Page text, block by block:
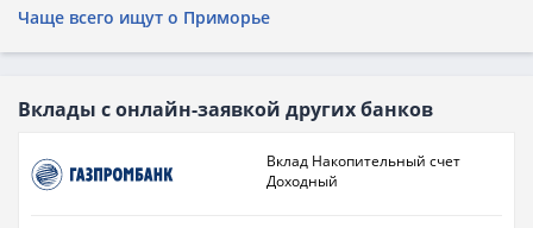
Чаще всего ищут о Приморье
Вклады с онлайн-заявкой других банков
Вклад Накопительный счет
Доходный